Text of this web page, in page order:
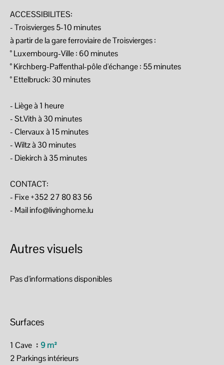
ACCESSIBILITES:
- Troisvierges 5-10 minutes
à partir de la gare ferroviaire de Troisvierges :
° Luxembourg-Ville : 60 minutes
° Kirchberg-Paffenthal-pôle d'échange : 55 minutes
° Ettelbruck: 30 minutes
- Liège à 1 heure
- St.Vith à 30 minutes
- Clervaux à 15 minutes
- Wiltz à 30 minutes
- Diekirch à 35 minutes
CONTACT:
- Fixe +352 27 80 83 56
- Mail info@livinghome.lu
Autres visuels
Pas d'informations disponibles
Surfaces
1 Cave
9 m²
2 Parkings intérieurs